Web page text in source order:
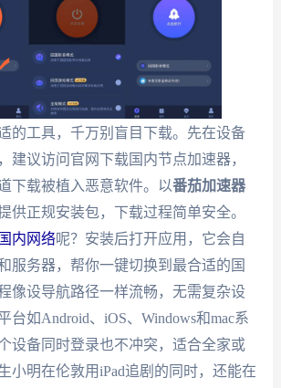
的工具，千万别盲目下载。先在设备
建议访问官网下载国内节点加速器，
下载被植入恶意软件。以番茄加速器
供正规安装包，下载过程简单安全。
内网络呢？安装后打开应用，它会自
服务器，帮你一键切换到最合适的国
像设导航路径一样流畅，无需复杂设
台如Android、iOS、Windows和mac系
设备同时登录也不冲突，适合全家或
小明在伦敦用iPad追剧的同时，还能在